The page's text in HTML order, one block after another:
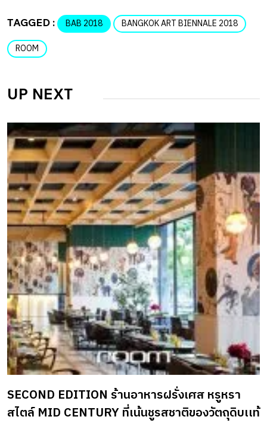
TAGGED : BAB 2018
BANGKOK ART BIENNALE 2018
ROOM
UP NEXT
SECOND EDITION ร้านอาหารฝรั่งเศส หรูหรา
สไตล์ MID CENTURY ที่เน้นชูรสชาติของวัตถุดิบเเท้